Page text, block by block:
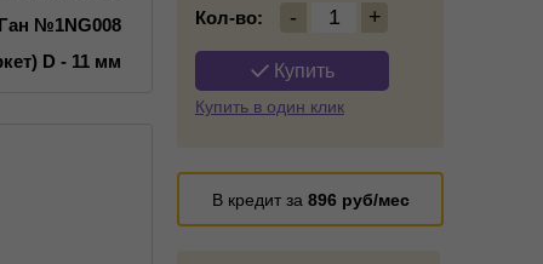
Кол-во: - 1 +
Купить
Купить в один клик
В кредит за 896 руб/мес
№1NG008
D - 11 мм